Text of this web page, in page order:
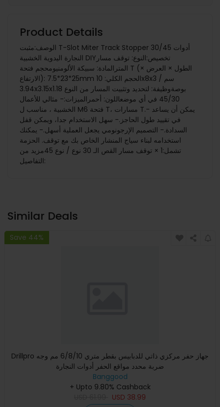
Product Details
الوصف:مثبت T-Slot Miter Track Stopper 30/45 أدوات
النجارة اليدوية الخشبية DIYتخصيص:النوع: توقف مسار
المترالمادة: سبيكة الألومنيومحجم فتحة T (الطول × العرض ×
الارتفاع): 25*23*7.5mm الحجم الكلي: 10x8x3 سم /
3.94x3.15x1.18 بوصةوظيفة: لتحديد وتثبيت المسار من النوع
45/30 في أي موضعاللون: أحمرالميزات:- مثالي للأعمال
الخشبية ، مناسب ل M6 فتحة T، مسارات T.- يمكن أن يساعد
في تقييد طول الحاجز.- سهل الاستخدام جدا، ويمكن قفل
السدادة.- التصميم الإرجونومي يجعل العملية أسهل.- يمكنك
استخدامه لبناء سياج المنشار الخاص بك مع توقف. الحزمة
تشمل:1 × توقف مسار القص الـ 30 نوع / نوع 45مزيد من
التفاصيل:
Similar Deals
Save 44%
Drillpro جهاز حفر مركزي ذاتي للدبابيس بقطر متري 6/8/10 مم وجه
ضربة محدد مواقع الحفر أدوات النجارة
Banggood
+ Upto 9.80% Cashback
USD 38.99